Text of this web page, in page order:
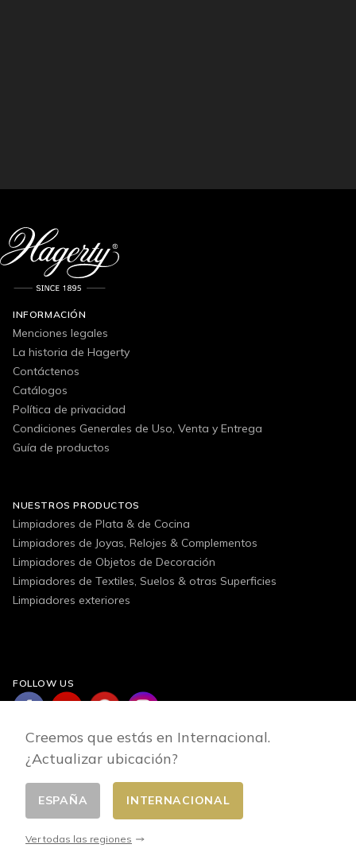
INFORMACIÓN
Menciones legales
La historia de Hagerty
Contáctenos
Catálogos
Política de privacidad
Condiciones Generales de Uso, Venta y Entrega
Guía de productos
NUESTROS PRODUCTOS
Limpiadores de Plata & de Cocina
Limpiadores de Joyas, Relojes & Complementos
Limpiadores de Objetos de Decoración
Limpiadores de Textiles, Suelos & otras Superficies
Limpiadores exteriores
FOLLOW US
Cambiar pais
Creemos que estás en Internacional.
¿Actualizar ubicación?
ESPAÑA INTERNACIONAL
Ver todas las regiones